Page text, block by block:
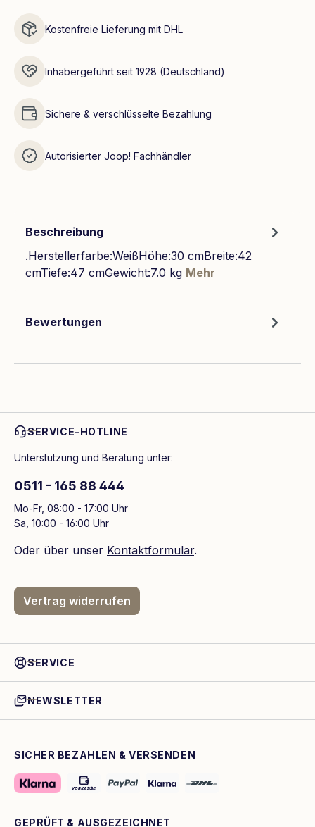
Kostenfreie Lieferung mit DHL
Inhabergeführt seit 1928 (Deutschland)
Sichere & verschlüsselte Bezahlung
Autorisierter Joop! Fachhändler
Beschreibung
.Herstellerfarbe:WeißHöhe:30 cmBreite:42
cmTiefe:47 cmGewicht:7.0 kg Mehr
Bewertungen
SERVICE-HOTLINE
Unterstützung und Beratung unter:
0511 - 165 88 444
Mo-Fr, 08:00 - 17:00 Uhr
Sa, 10:00 - 16:00 Uhr
Oder über unser Kontaktformular.
Vertrag widerrufen
SERVICE
NEWSLETTER
SICHER BEZAHLEN & VERSENDEN
GEPRÜFT & AUSGEZEICHNET